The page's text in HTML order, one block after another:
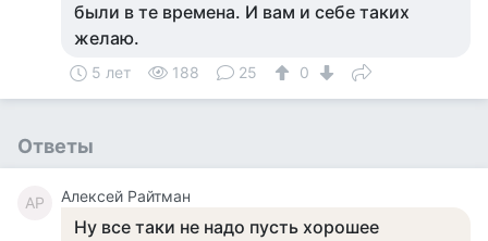
были в те времена. И вам и себе таких
желаю.
5 лет 188 25 0
Ответы
АР Алексей Райтман
Ну все таки не надо пусть хорошее